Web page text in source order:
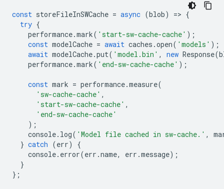
const storeFileInSWCache = async (blob) => {
try {
performance.mark( 'start-sw-cache-cache' );
const modelCache = await caches .open( 'models' );
await modelCache.put( 'model.bin' , new Response(
performance.mark( 'end-sw-cache-cache' );
const mark = performance.measure(
'sw-cache-cache' ,
'start-sw-cache-cache' ,
'end-sw-cache-cache'
);
console. log( 'Model file cached in sw-cache.' ,
} catch (err)
{
console. error(err .name, err .message);
}
};